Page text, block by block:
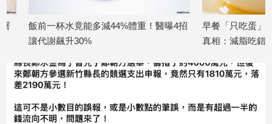
飯前一杯水竟能多減44%體重！醫曝4招
讓代謝飆升30%
早餐「只吃蛋」很母
真相：減脂吃錯更累